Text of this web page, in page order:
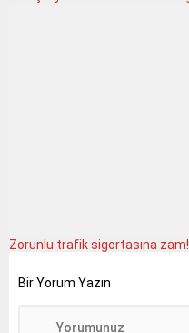
Zorunlu trafik sigortasına zam!
Bir Yorum Yazın